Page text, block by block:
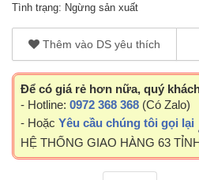
Tình trạng: Ngừng sản xuất
Thêm vào DS yêu thích
Để có giá rẻ hơn nữa, quý
- Hotline: 0972 368 368 (Có Zalo)
- Hoặc Yêu cầu chúng tôi gọi lại
HỆ THỐNG GIAO HÀNG 63